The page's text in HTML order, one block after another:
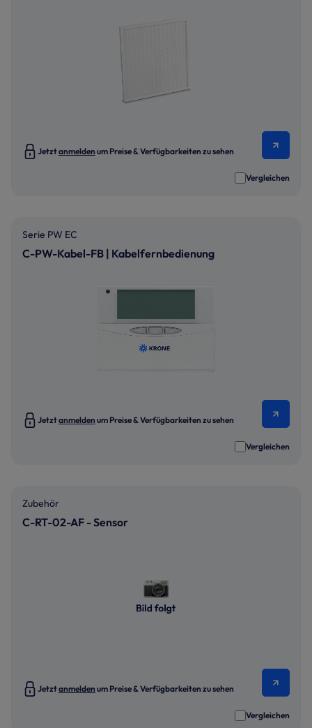
Jetztanmelden um Preise & Verfügbarkeiten zu sehen
Vergleichen
Serie PW EC
C-PW-Kabel-FB | Kabelfernbedienung
Jetztanmelden um Preise & Verfügbarkeiten zu sehen
Vergleichen
Zubehör
C-RT-02-AF - Sensor
Jetztanmelden um Preise & Verfügbarkeiten zu sehen
Vergleichen